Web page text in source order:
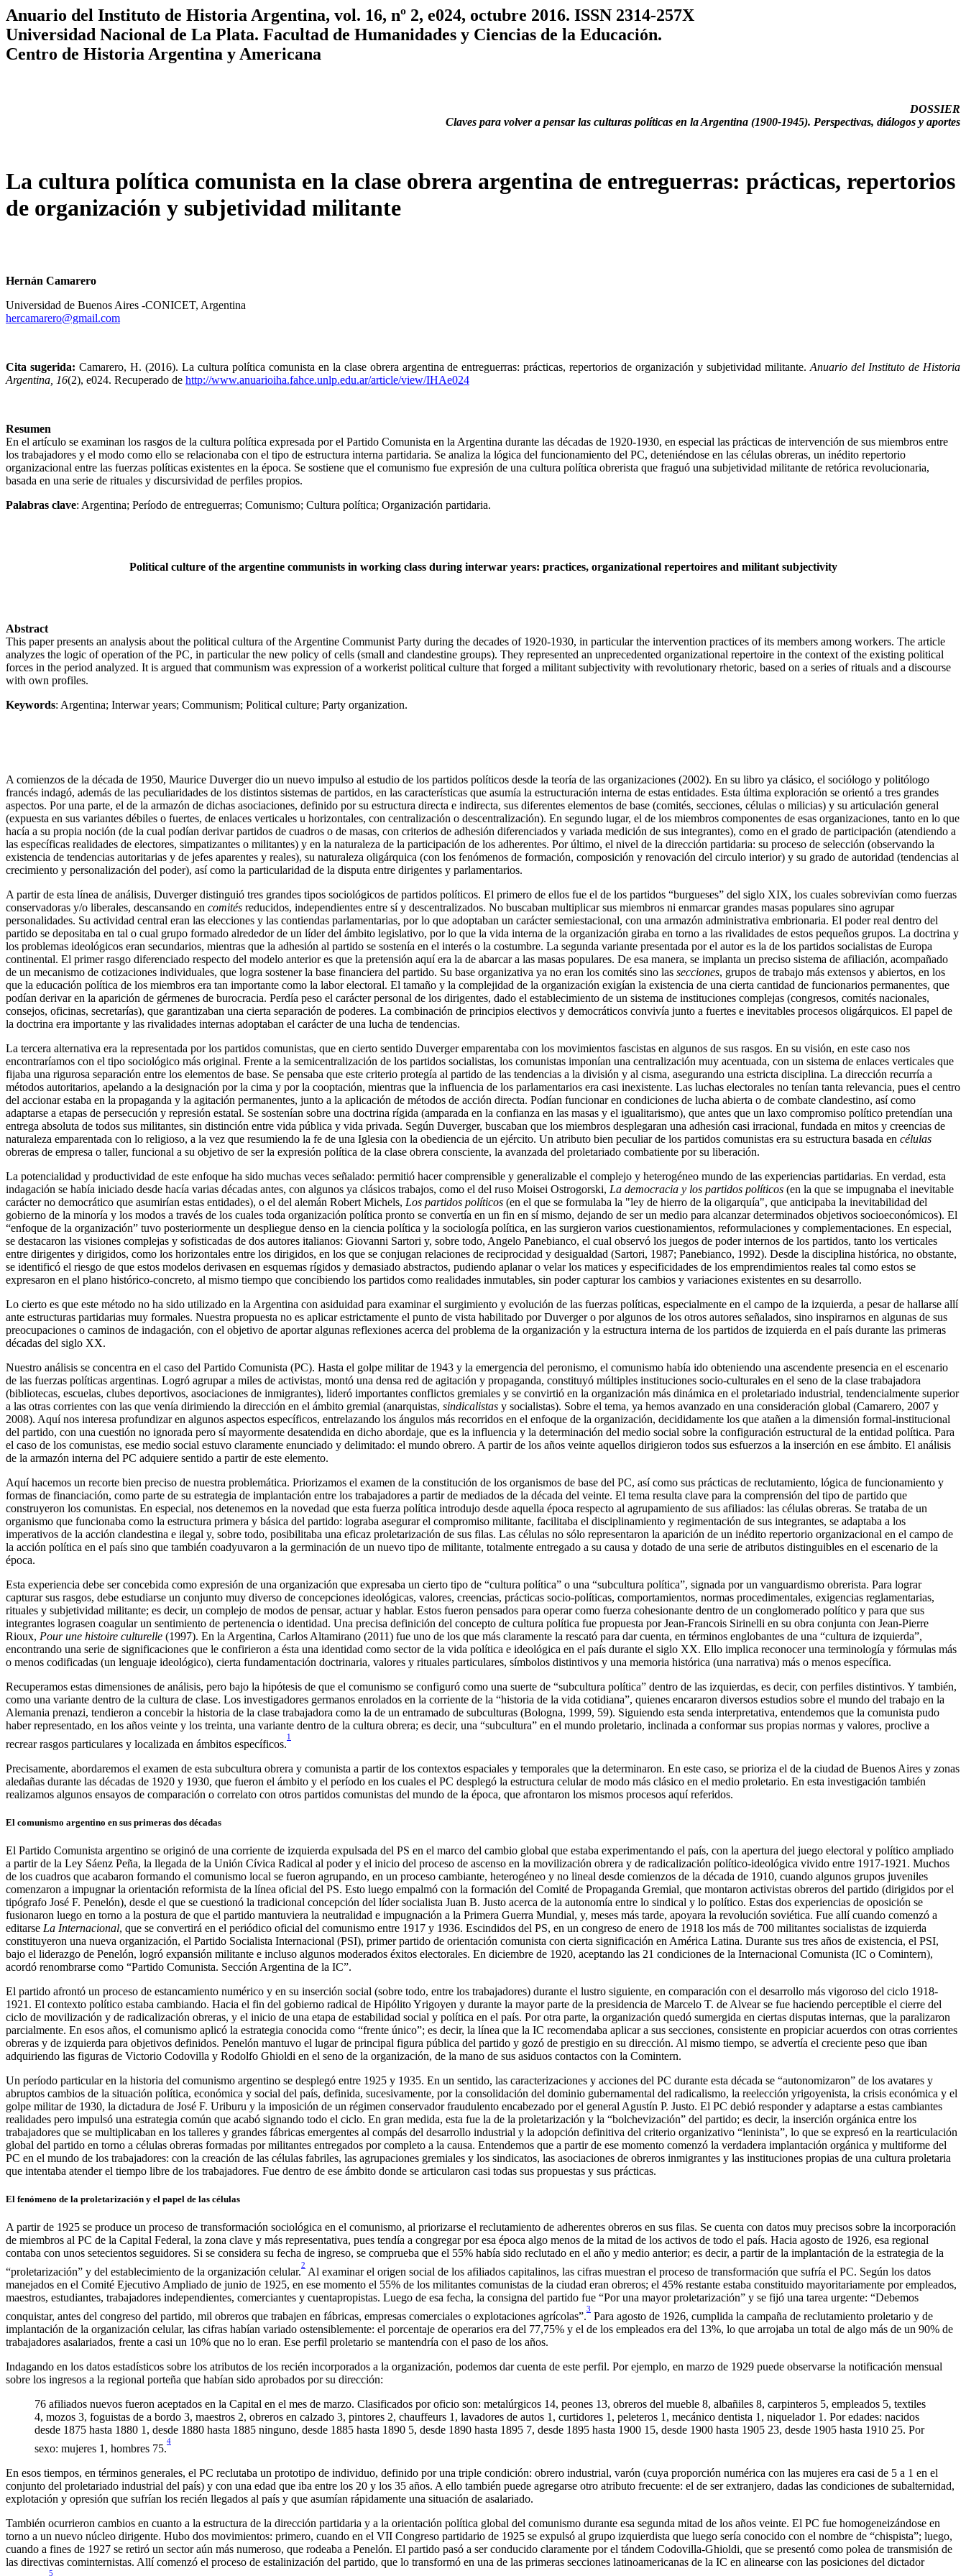
Anuario del Instituto de Historia Argentina, vol. 16, nº 2, e024, octubre 2016. ISSN 2314-257X
Universidad Nacional de La Plata. Facultad de Humanidades y Ciencias de la Educación.
Centro de Historia Argentina y Americana
DOSSIER
Claves para volver a pensar las culturas políticas en la Argentina (1900-1945). Perspectivas, diálogos y aportes
La cultura política comunista en la clase obrera argentina de entreguerras: prácticas, repertorios
de organización y subjetividad militante
Hernán Camarero
Universidad de Buenos Aires -CONICET, Argentina
hercamarero@gmail.com
Cita sugerida: Camarero, H. (2016). La cultura política comunista en la clase obrera argentina de entreguerras: prácticas, repertorios de organización y subjetividad militante.Anuario del Instituto de Historia
Argentina, 16(2), e024. Recuperado de http://www.anuarioiha.fahce.unlp.edu.ar/article/view/IHAe024
Resumen
En el artículo se examinan los rasgos de la cultura política expresada por el Partido Comunista en la Argentina durante las décadas de 1920-1930, en especial las prácticas de intervención de sus miembros entre
los trabajadores y el modo como ello se relacionaba con el tipo de estructura interna partidaria. Se analiza la lógica del funcionamiento del PC, deteniéndose en las células obreras, un inédito repertorio
organizacional entre las fuerzas políticas existentes en la época. Se sostiene que el comunismo fue expresión de una cultura política obrerista que fraguó una subjetividad militante de retórica revolucionaria,
basada en una serie de rituales y discursividad de perfiles propios.
Palabras clave: Argentina; Período de entreguerras; Comunismo; Cultura política; Organización partidaria.
Political culture of the argentine communists in working class during interwar years: practices, organizational repertoires and militant subjectivity
Abstract
This paper presents an analysis about the political cultura of the Argentine Communist Party during the decades of 1920-1930, in particular the intervention practices of its members among workers. The article
analyzes the logic of operation of the PC, in particular the new policy of cells (small and clandestine groups). They represented an unprecedented organizational repertoire in the context of the existing political
forces in the period analyzed. It is argued that communism was expression of a workerist political culture that forged a militant subjectivity with revolutionary rhetoric, based on a series of rituals and a discourse
with own profiles.
Keywords: Argentina; Interwar years; Communism; Political culture; Party organization.
A comienzos de la década de 1950, Maurice Duverger dio un nuevo impulso al estudio de los partidos políticos desde la teoría de las organizaciones (2002). En su libro ya clásico, el sociólogo y politólogo
francés indagó, además de las peculiaridades de los distintos sistemas de partidos, en las características que asumía la estructuración interna de estas entidades. Esta última exploración se orientó a tres grandes
aspectos. Por una parte, el de la armazón de dichas asociaciones, definido por su estructura directa e indirecta, sus diferentes elementos de base (comités, secciones, células o milicias) y su articulación general
(expuesta en sus variantes débiles o fuertes, de enlaces verticales u horizontales, con centralización o descentralización). En segundo lugar, el de los miembros componentes de esas organizaciones, tanto en lo que
hacía a su propia noción (de la cual podían derivar partidos de cuadros o de masas, con criterios de adhesión diferenciados y variada medición de sus integrantes), como en el grado de participación (atendiendo a
las específicas realidades de electores, simpatizantes o militantes) y en la naturaleza de la participación de los adherentes. Por último, el nivel de la dirección partidaria: su proceso de selección (observando la
existencia de tendencias autoritarias y de jefes aparentes y reales), su naturaleza oligárquica (con los fenómenos de formación, composición y renovación del circulo interior) y su grado de autoridad (tendencias al
crecimiento y personalización del poder), así como la particularidad de la disputa entre dirigentes y parlamentarios.
A partir de esta línea de análisis, Duverger distinguió tres grandes tipos sociológicos de partidos políticos. El primero de ellos fue el de los partidos “burgueses” del siglo XIX, los cuales sobrevivían como fuerzas
conservadoras y/o liberales, descansando en comités reducidos, independientes entre sí y descentralizados. No buscaban multiplicar sus miembros ni enmarcar grandes masas populares sino agrupar
personalidades. Su actividad central eran las elecciones y las contiendas parlamentarias, por lo que adoptaban un carácter semiestacional, con una armazón administrativa embrionaria. El poder real dentro del
partido se depositaba en tal o cual grupo formado alrededor de un líder del ámbito legislativo, por lo que la vida interna de la organización giraba en torno a las rivalidades de estos pequeños grupos. La doctrina y
los problemas ideológicos eran secundarios, mientras que la adhesión al partido se sostenía en el interés o la costumbre. La segunda variante presentada por el autor es la de los partidos socialistas de Europa
continental. El primer rasgo diferenciado respecto del modelo anterior es que la pretensión aquí era la de abarcar a las masas populares. De esa manera, se implanta un preciso sistema de afiliación, acompañado
de un mecanismo de cotizaciones individuales, que logra sostener la base financiera del partido. Su base organizativa ya no eran los comités sino las secciones, grupos de trabajo más extensos y abiertos, en los
que la educación política de los miembros era tan importante como la labor electoral. El tamaño y la complejidad de la organización exigían la existencia de una cierta cantidad de funcionarios permanentes, que
podían derivar en la aparición de gérmenes de burocracia. Perdía peso el carácter personal de los dirigentes, dado el establecimiento de un sistema de instituciones complejas (congresos, comités nacionales,
consejos, oficinas, secretarías), que garantizaban una cierta separación de poderes. La combinación de principios electivos y democráticos convivía junto a fuertes e inevitables procesos oligárquicos. El papel de
la doctrina era importante y las rivalidades internas adoptaban el carácter de una lucha de tendencias.
La tercera alternativa era la representada por los partidos comunistas, que en cierto sentido Duverger emparentaba con los movimientos fascistas en algunos de sus rasgos. En su visión, en este caso nos
encontraríamos con el tipo sociológico más original. Frente a la semicentralización de los partidos socialistas, los comunistas imponían una centralización muy acentuada, con un sistema de enlaces verticales que
fijaba una rigurosa separación entre los elementos de base. Se pensaba que este criterio protegía al partido de las tendencias a la división y al cisma, asegurando una estricta disciplina. La dirección recurría a
métodos autoritarios, apelando a la designación por la cima y por la cooptación, mientras que la influencia de los parlamentarios era casi inexistente. Las luchas electorales no tenían tanta relevancia, pues el centro
del accionar estaba en la propaganda y la agitación permanentes, junto a la aplicación de métodos de acción directa. Podían funcionar en condiciones de lucha abierta o de combate clandestino, así como
adaptarse a etapas de persecución y represión estatal. Se sostenían sobre una doctrina rígida (amparada en la confianza en las masas y el igualitarismo), que antes que un laxo compromiso político pretendían una
entrega absoluta de todos sus militantes, sin distinción entre vida pública y vida privada. Según Duverger, buscaban que los miembros desplegaran una adhesión casi irracional, fundada en mitos y creencias de
naturaleza emparentada con lo religioso, a la vez que resumiendo la fe de una Iglesia con la obediencia de un ejército. Un atributo bien peculiar de los partidos comunistas era su estructura basada en células
obreras de empresa o taller, funcional a su objetivo de ser la expresión política de la clase obrera consciente, la avanzada del proletariado combatiente por su liberación.
La potencialidad y productividad de este enfoque ha sido muchas veces señalado: permitió hacer comprensible y generalizable el complejo y heterogéneo mundo de las experiencias partidarias. En verdad, esta
indagación se había iniciado desde hacía varias décadas antes, con algunos ya clásicos trabajos, como el del ruso Moisei Ostrogorski, La democracia y los partidos políticos (en la que se impugnaba el inevitable
carácter no democrático que asumirían estas entidades), o el del alemán Robert Michels, Los partidos políticos (en el que se formulaba la "ley de hierro de la oligarquía", que anticipaba la inevitabilidad del
gobierno de la minoría y los modos a través de los cuales toda organización política pronto se convertía en un fin en sí mismo, dejando de ser un medio para alcanzar determinados objetivos socioeconómicos). El
“enfoque de la organización” tuvo posteriormente un despliegue denso en la ciencia política y la sociología política, en las surgieron varios cuestionamientos, reformulaciones y complementaciones. En especial,
se destacaron las visiones complejas y sofisticadas de dos autores italianos: Giovanni Sartori y, sobre todo, Angelo Panebianco, el cual observó los juegos de poder internos de los partidos, tanto los verticales
entre dirigentes y dirigidos, como los horizontales entre los dirigidos, en los que se conjugan relaciones de reciprocidad y desigualdad (Sartori, 1987; Panebianco, 1992). Desde la disciplina histórica, no obstante,
se identificó el riesgo de que estos modelos derivasen en esquemas rígidos y demasiado abstractos, pudiendo aplanar o velar los matices y especificidades de los emprendimientos reales tal como estos se
expresaron en el plano histórico-concreto, al mismo tiempo que concibiendo los partidos como realidades inmutables, sin poder capturar los cambios y variaciones existentes en su desarrollo.
Lo cierto es que este método no ha sido utilizado en la Argentina con asiduidad para examinar el surgimiento y evolución de las fuerzas políticas, especialmente en el campo de la izquierda, a pesar de hallarse allí
ante estructuras partidarias muy formales. Nuestra propuesta no es aplicar estrictamente el punto de vista habilitado por Duverger o por algunos de los otros autores señalados, sino inspirarnos en algunas de sus
preocupaciones o caminos de indagación, con el objetivo de aportar algunas reflexiones acerca del problema de la organización y la estructura interna de los partidos de izquierda en el país durante las primeras
décadas del siglo XX.
Nuestro análisis se concentra en el caso del Partido Comunista (PC). Hasta el golpe militar de 1943 y la emergencia del peronismo, el comunismo había ido obteniendo una ascendente presencia en el escenario
de las fuerzas políticas argentinas. Logró agrupar a miles de activistas, montó una densa red de agitación y propaganda, constituyó múltiples instituciones socio-culturales en el seno de la clase trabajadora
(bibliotecas, escuelas, clubes deportivos, asociaciones de inmigrantes), lideró importantes conflictos gremiales y se convirtió en la organización más dinámica en el proletariado industrial, tendencialmente superior
a las otras corrientes con las que venía dirimiendo la dirección en el ámbito gremial (anarquistas, sindicalistas y socialistas). Sobre el tema, ya hemos avanzado en una consideración global (Camarero, 2007 y
2008). Aquí nos interesa profundizar en algunos aspectos específicos, entrelazando los ángulos más recorridos en el enfoque de la organización, decididamente los que atañen a la dimensión formal-institucional
del partido, con una cuestión no ignorada pero sí mayormente desatendida en dicho abordaje, que es la influencia y la determinación del medio social sobre la configuración estructural de la entidad política. Para
el caso de los comunistas, ese medio social estuvo claramente enunciado y delimitado: el mundo obrero. A partir de los años veinte aquellos dirigieron todos sus esfuerzos a la inserción en ese ámbito. El análisis
de la armazón interna del PC adquiere sentido a partir de este elemento.
Aquí hacemos un recorte bien preciso de nuestra problemática. Priorizamos el examen de la constitución de los organismos de base del PC, así como sus prácticas de reclutamiento, lógica de funcionamiento y
formas de financiación, como parte de su estrategia de implantación entre los trabajadores a partir de mediados de la década del veinte. El tema resulta clave para la comprensión del tipo de partido que
construyeron los comunistas. En especial, nos detenemos en la novedad que esta fuerza política introdujo desde aquella época respecto al agrupamiento de sus afiliados: las células obreras. Se trataba de un
organismo que funcionaba como la estructura primera y básica del partido: lograba asegurar el compromiso militante, facilitaba el disciplinamiento y regimentación de sus integrantes, se adaptaba a los
imperativos de la acción clandestina e ilegal y, sobre todo, posibilitaba una eficaz proletarización de sus filas. Las células no sólo representaron la aparición de un inédito repertorio organizacional en el campo de
la acción política en el país sino que también coadyuvaron a la germinación de un nuevo tipo de militante, totalmente entregado a su causa y dotado de una serie de atributos distinguibles en el escenario de la
época.
Esta experiencia debe ser concebida como expresión de una organización que expresaba un cierto tipo de “cultura política” o una “subcultura política”, signada por un vanguardismo obrerista. Para lograr
capturar sus rasgos, debe estudiarse un conjunto muy diverso de concepciones ideológicas, valores, creencias, prácticas socio-políticas, comportamientos, normas procedimentales, exigencias reglamentarias,
rituales y subjetividad militante; es decir, un complejo de modos de pensar, actuar y hablar. Estos fueron pensados para operar como fuerza cohesionante dentro de un conglomerado político y para que sus
integrantes lograsen coagular un sentimiento de pertenencia o identidad. Una precisa definición del concepto de cultura política fue propuesta por Jean-Francois Sirinelli en su obra conjunta con Jean-Pierre
Rioux, Pour une histoire culturelle (1997). En la Argentina, Carlos Altamirano (2011) fue uno de los que más claramente la rescató para dar cuenta, en términos englobantes de una “cultura de izquierda”,
encontrando una serie de significaciones que le confirieron a ésta una identidad como sector de la vida política e ideológica en el país durante el siglo XX. Ello implica reconocer una terminología y fórmulas más
o menos codificadas (un lenguaje ideológico), cierta fundamentación doctrinaria, valores y rituales particulares, símbolos distintivos y una memoria histórica (una narrativa) más o menos específica.
Recuperamos estas dimensiones de análisis, pero bajo la hipótesis de que el comunismo se configuró como una suerte de “subcultura política” dentro de las izquierdas, es decir, con perfiles distintivos. Y también,
como una variante dentro de la cultura de clase. Los investigadores germanos enrolados en la corriente de la “historia de la vida cotidiana”, quienes encararon diversos estudios sobre el mundo del trabajo en la
Alemania prenazi, tendieron a concebir la historia de la clase trabajadora como la de un entramado de subculturas (Bologna, 1999, 59). Siguiendo esta senda interpretativa, entendemos que la comunista pudo
haber representado, en los años veinte y los treinta, una variante dentro de la cultura obrera; es decir, una “subcultura” en el mundo proletario, inclinada a conformar sus propias normas y valores, proclive a
recrear rasgos particulares y localizada en ámbitos específicos.
1
Precisamente, abordaremos el examen de esta subcultura obrera y comunista a partir de los contextos espaciales y temporales que la determinaron. En este caso, se prioriza el de la ciudad de Buenos Aires y zonas
aledañas durante las décadas de 1920 y 1930, que fueron el ámbito y el período en los cuales el PC desplegó la estructura celular de modo más clásico en el medio proletario. En esta investigación también
realizamos algunos ensayos de comparación o correlato con otros partidos comunistas del mundo de la época, que afrontaron los mismos procesos aquí referidos.
El comunismo argentino en sus primeras dos décadas
El Partido Comunista argentino se originó de una corriente de izquierda expulsada del PS en el marco del cambio global que estaba experimentando el país, con la apertura del juego electoral y político ampliado
a partir de la Ley Sáenz Peña, la llegada de la Unión Cívica Radical al poder y el inicio del proceso de ascenso en la movilización obrera y de radicalización político-ideológica vivido entre 1917-1921. Muchos
de los cuadros que acabaron formando el comunismo local se fueron agrupando, en un proceso cambiante, heterogéneo y no lineal desde comienzos de la década de 1910, cuando algunos grupos juveniles
comenzaron a impugnar la orientación reformista de la línea oficial del PS. Esto luego empalmó con la formación del Comité de Propaganda Gremial, que montaron activistas obreros del partido (dirigidos por el
tipógrafo José F. Penelón), desde el que se cuestionó la tradicional concepción del líder socialista Juan B. Justo acerca de la autonomía entre lo sindical y lo político. Estas dos experiencias de oposición se
fusionaron luego en torno a la postura de que el partido mantuviera la neutralidad e impugnación a la Primera Guerra Mundial, y, meses más tarde, apoyara la revolución soviética. Fue allí cuando comenzó a
editarse La Internacional, que se convertirá en el periódico oficial del comunismo entre 1917 y 1936. Escindidos del PS, en un congreso de enero de 1918 los más de 700 militantes socialistas de izquierda
constituyeron una nueva organización, el Partido Socialista Internacional (PSI), primer partido de orientación comunista con cierta significación en América Latina. Durante sus tres años de existencia, el PSI,
bajo el liderazgo de Penelón, logró expansión militante e incluso algunos moderados éxitos electorales. En diciembre de 1920, aceptando las 21 condiciones de la Internacional Comunista (IC o Comintern),
acordó renombrarse como “Partido Comunista. Sección Argentina de la IC”.
El partido afrontó un proceso de estancamiento numérico y en su inserción social (sobre todo, entre los trabajadores) durante el lustro siguiente, en comparación con el desarrollo más vigoroso del ciclo 1918-
1921. El contexto político estaba cambiando. Hacia el fin del gobierno radical de Hipólito Yrigoyen y durante la mayor parte de la presidencia de Marcelo T. de Alvear se fue haciendo perceptible el cierre del
ciclo de movilización y de radicalización obreras, y el inicio de una etapa de estabilidad social y política en el país. Por otra parte, la organización quedó sumergida en ciertas disputas internas, que la paralizaron
parcialmente. En esos años, el comunismo aplicó la estrategia conocida como “frente único”; es decir, la línea que la IC recomendaba aplicar a sus secciones, consistente en propiciar acuerdos con otras corrientes
obreras y de izquierda para objetivos definidos. Penelón mantuvo el lugar de principal figura pública del partido y gozó de prestigio en su dirección. Al mismo tiempo, se advertía el creciente peso que iban
adquiriendo las figuras de Victorio Codovilla y Rodolfo Ghioldi en el seno de la organización, de la mano de sus asiduos contactos con la Comintern.
Un período particular en la historia del comunismo argentino se desplegó entre 1925 y 1935. En un sentido, las caracterizaciones y acciones del PC durante esta década se “autonomizaron” de los avatares y
abruptos cambios de la situación política, económica y social del país, definida, sucesivamente, por la consolidación del dominio gubernamental del radicalismo, la reelección yrigoyenista, la crisis económica y el
golpe militar de 1930, la dictadura de José F. Uriburu y la imposición de un régimen conservador fraudulento encabezado por el general Agustín P. Justo. El PC debió responder y adaptarse a estas cambiantes
realidades pero impulsó una estrategia común que acabó signando todo el ciclo. En gran medida, esta fue la de la proletarización y la “bolchevización” del partido; es decir, la inserción orgánica entre los
trabajadores que se multiplicaban en los talleres y grandes fábricas emergentes al compás del desarrollo industrial y la adopción definitiva del criterio organizativo “leninista”, lo que se expresó en la rearticulación
global del partido en torno a células obreras formadas por militantes entregados por completo a la causa. Entendemos que a partir de ese momento comenzó la verdadera implantación orgánica y multiforme del
PC en el mundo de los trabajadores: con la creación de las células fabriles, las agrupaciones gremiales y los sindicatos, las asociaciones de obreros inmigrantes y las instituciones propias de una cultura proletaria
que intentaba atender el tiempo libre de los trabajadores. Fue dentro de ese ámbito donde se articularon casi todas sus propuestas y sus prácticas.
El fenómeno de la proletarización y el papel de las células
A partir de 1925 se produce un proceso de transformación sociológica en el comunismo, al priorizarse el reclutamiento de adherentes obreros en sus filas. Se cuenta con datos muy precisos sobre la incorporación
de miembros al PC de la Capital Federal, la zona clave y más representativa, pues tendía a congregar por esa época algo menos de la mitad de los activos de todo el país. Hacia agosto de 1926, esa regional
contaba con unos setecientos seguidores. Si se considera su fecha de ingreso, se comprueba que el 55% había sido reclutado en el año y medio anterior; es decir, a partir de la implantación de la estrategia de la
“proletarización” y del establecimiento de la organización celular.
2
Al examinar el origen social de los afiliados capitalinos, las cifras muestran el proceso de transformación que sufría el PC. Según los datos
manejados en el Comité Ejecutivo Ampliado de junio de 1925, en ese momento el 55% de los militantes comunistas de la ciudad eran obreros; el 45% restante estaba constituido mayoritariamente por empleados,
maestros, estudiantes, trabajadores independientes, comerciantes y cuentapropistas. Luego de esa fecha, la consigna del partido fue “Por una mayor proletarización” y se fijó una tarea urgente: “Debemos
conquistar, antes del congreso del partido, mil obreros que trabajen en fábricas, empresas comerciales o explotaciones agrícolas”.
3
Para agosto de 1926, cumplida la campaña de reclutamiento proletario y de
implantación de la organización celular, las cifras habían variado ostensiblemente: el porcentaje de operarios era del 77,75% y el de los empleados era del 13%, lo que arrojaba un total de algo más de un 90% de
trabajadores asalariados, frente a casi un 10% que no lo eran. Ese perfil proletario se mantendría con el paso de los años.
Indagando en los datos estadísticos sobre los atributos de los recién incorporados a la organización, podemos dar cuenta de este perfil. Por ejemplo, en marzo de 1929 puede observarse la notificación mensual
sobre los ingresos a la regional porteña que habían sido aprobados por su dirección:
76 afiliados nuevos fueron aceptados en la Capital en el mes de marzo. Clasificados por oficio son: metalúrgicos 14, peones 13, obreros del mueble 8, albañiles 8, carpinteros 5, empleados 5, textiles
4, mozos 3, foguistas de a bordo 3, maestros 2, obreros en calzado 3, pintores 2, chauffeurs 1, lavadores de autos 1, curtidores 1, peleteros 1, mecánico dentista 1, niquelador 1. Por edades: nacidos
desde 1875 hasta 1880 1, desde 1880 hasta 1885 ninguno, desde 1885 hasta 1890 5, desde 1890 hasta 1895 7, desde 1895 hasta 1900 15, desde 1900 hasta 1905 23, desde 1905 hasta 1910 25. Por
sexo: mujeres 1, hombres 75.
4
En esos tiempos, en términos generales, el PC reclutaba un prototipo de individuo, definido por una triple condición: obrero industrial, varón (cuya proporción numérica con las mujeres era casi de 5 a 1 en el
conjunto del proletariado industrial del país) y con una edad que iba entre los 20 y los 35 años. A ello también puede agregarse otro atributo frecuente: el de ser extranjero, dadas las condiciones de subalternidad,
explotación y opresión que sufrían los recién llegados al país y que asumían rápidamente una situación de asalariado.
También ocurrieron cambios en cuanto a la estructura de la dirección partidaria y a la orientación política global del comunismo durante esa segunda mitad de los años veinte. El PC fue homogeneizándose en
torno a un nuevo núcleo dirigente. Hubo dos movimientos: primero, cuando en el VII Congreso partidario de 1925 se expulsó al grupo izquierdista que luego sería conocido con el nombre de “chispista”; luego,
cuando a fines de 1927 se retiró un sector aún más numeroso, que rodeaba a Penelón. El partido pasó a ser conducido claramente por el tándem Codovilla-Ghioldi, que se presentó como polea de transmisión de
las directivas cominternistas. Allí comenzó el proceso de estalinización del partido, que lo transformó en una de las primeras secciones latinoamericanas de la IC en alinearse con las posiciones del dictador
5